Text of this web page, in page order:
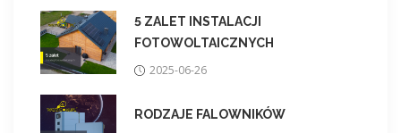
5 ZALET INSTALACJI
FOTOWOLTAICZNYCH
2025-06-26
RODZAJE FALOWNIKÓW